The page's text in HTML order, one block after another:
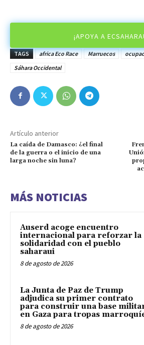
¡APOYA A
TAGS africa Eco Race Marruecos
Sáhara Occidental
Artículo anterior
La caída de Damasco: ¿el final
de la guerra o el inicio de una
larga noche sin luna?
MÁS NOTICIAS
Auserd acoge encuentro
internacional para reforzar la
solidaridad con el pueblo
saharaui
8 de agosto de 2026
La Junta de Paz de Trump
adjudica su primer contrato
para construir una base
en Gaza para tropas
8 de agosto de 2026